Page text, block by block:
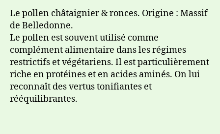
Le pollen châtaignier & ronces. Origine : Massif
de Belledonne.
Le pollen est souvent utilisé comme
complément alimentaire dans les régimes
restrictifs et végétariens. Il est particulièrement
riche en protéines et en acides aminés. On lui
reconnaît des vertus tonifiantes et
rééquilibrantes.